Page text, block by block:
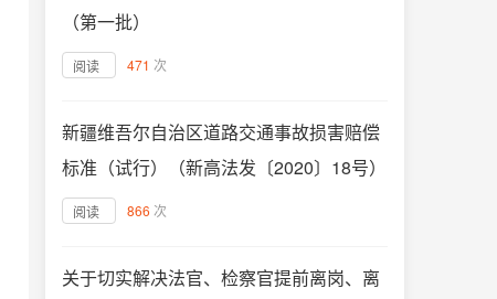
（第一批）
阅读 471 次
新疆维吾尔自治区道路交通事故损害赔偿
标准（试行）（新高法发〔2020〕18号）
阅读 866 次
关于切实解决法官、检察官提前离岗、离